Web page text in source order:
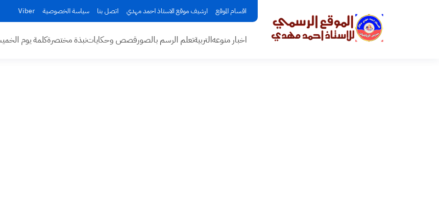
اقسام الموقع ارشيف موقع الاستاذ احمد مهدي اتصل بنا سياسة الخصوصية Viber
اخبار منوعهالتربيةتعلم الرسم بالصورقصص وحكاياتنبذة مختصرةكلمة يوم